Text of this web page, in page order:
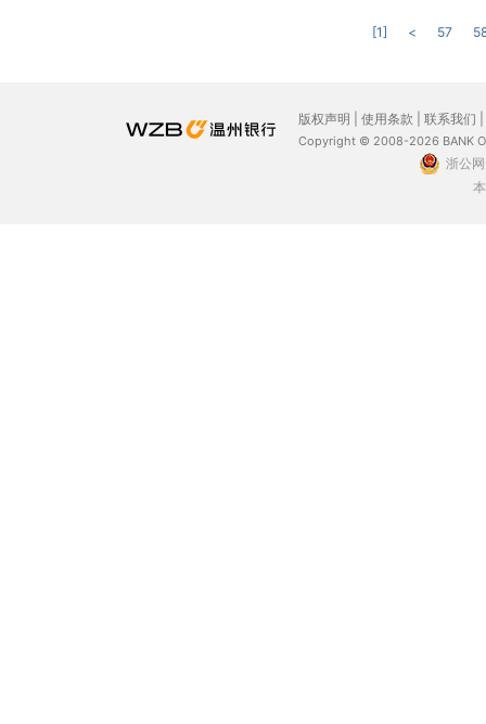
[1] < 57
版权声明 使用条款 联系我们
Copyright © 2008-2026 BANK
浙公